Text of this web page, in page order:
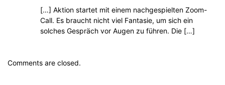
[…] Aktion startet mit einem nachgespielten Zoom-
Call. Es braucht nicht viel Fantasie, um sich ein
solches Gespräch vor Augen zu führen. Die […]
Comments are closed.